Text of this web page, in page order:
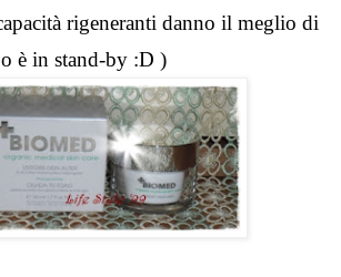
rigeneranti danno il meglio di
è in stand-by :D )